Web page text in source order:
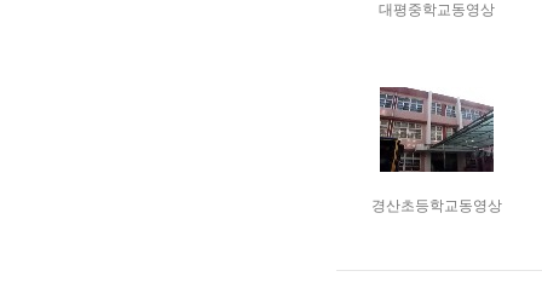
대평중학교동영상
경산초등학교동영상